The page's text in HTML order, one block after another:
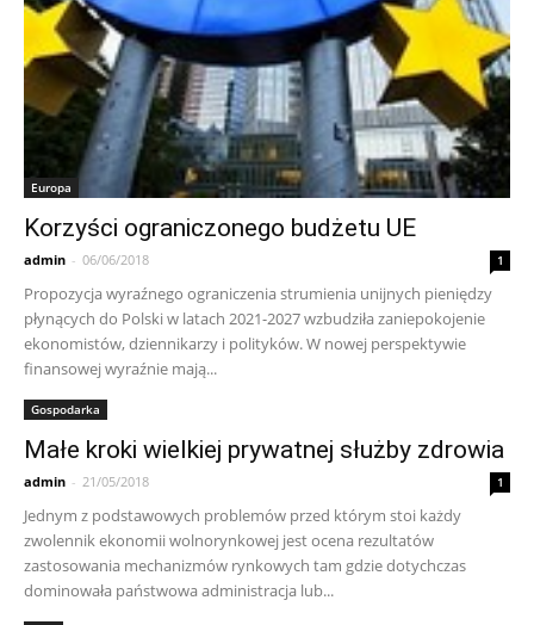
Europa
Korzyści ograniczonego budżetu UE
admin - 06/06/2018 1
Propozycja wyraźnego ograniczenia strumienia unijnych pieniędzy
płynących do Polski w latach 2021-2027 wzbudziła zaniepokojenie
ekonomistów, dziennikarzy i polityków. W nowej perspektywie
finansowej wyraźnie mają...
Gospodarka
Małe kroki wielkiej prywatnej służby zdrowia
admin - 21/05/2018 1
Jednym z podstawowych problemów przed którym stoi każdy
zwolennik ekonomii wolnorynkowej jest ocena rezultatów
zastosowania mechanizmów rynkowych tam gdzie dotychczas
dominowała państwowa administracja lub...